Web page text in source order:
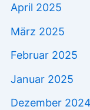
April 2025
März 2025
Februar 2025
Januar 2025
Dezember 2024